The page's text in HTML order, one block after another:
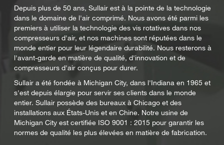
Depuis plus de 50 ans, Sullair est à la pointe de la technologie
dans le domaine de l'air comprimé. Nous avons été parmi les
premiers à utiliser la technologie des vis rotatives dans nos
compresseurs d'air, et nos machines sont réputées dans le
monde entier pour leur légendaire durabilité. Nous resterons à
l'avant-garde en matière de qualité, d'innovation et de
compresseurs d'air conçus pour durer.
Sullair a été fondée à Michigan City, dans l'Indiana en 1965 et
s'est depuis élargie pour servir ses clients dans le monde
entier. Sullair possède des bureaux à Chicago et des
installations aux États-Unis et en Chine. Notre usine de
Michigan City est certifiée ISO 9001 : 2015 pour garantir les
normes de qualité les plus élevées en matière de fabrication.